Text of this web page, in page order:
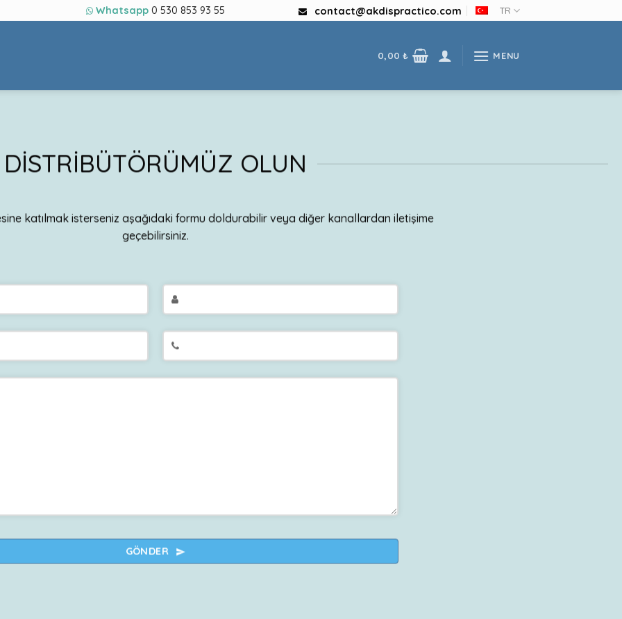
Whatsapp 0 530 853 93 55 contact@akdispractico.com TR
0,00₺ MENU
DİSTRİBÜTÖRÜMÜZ OLUN
katılmak isterseniz aşağıdaki formu doldurabilir veya diğer kanallardan iletişime
geçebilirsiniz.
GÖNDER